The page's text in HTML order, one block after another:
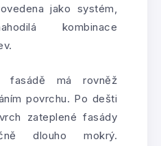
jako systém,
kombinace
fasádě má rovněž
povrchu. Po dešti
zateplené fasády
dlouho mokrý.